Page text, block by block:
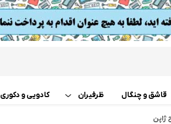
قاشق و چنگال ظرفیران کادویی و دکوری
ژاپن